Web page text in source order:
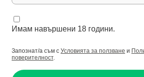
Имам навършени 18 години.
Запознат/а съм с Условията за ползване и
поверителност.